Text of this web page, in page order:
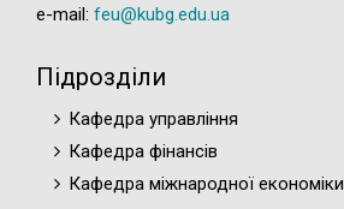
e-mail: feu@kubg.edu.ua
Підрозділи
Кафедра управління
Кафедра фінансів
Кафедра міжнародної економіки